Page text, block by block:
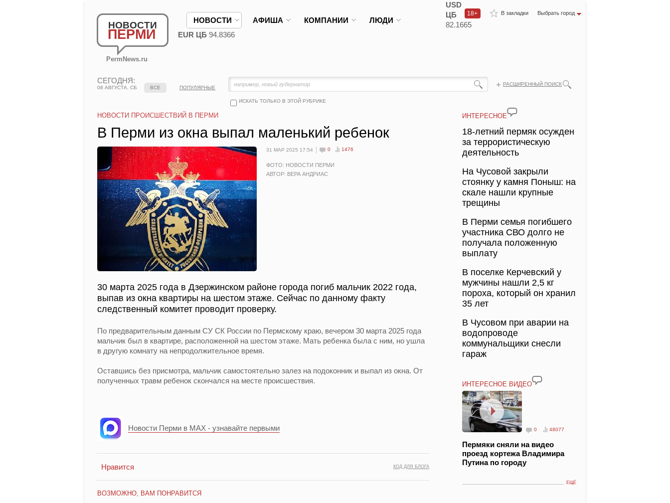
НОВОСТИ
ПЕРМИ
PermNews.ru
В закладки Выбрать город
18+
НОВОСТИ АФИША КОМПАНИИ ЛЮДИ
USD
ЦБ
82.1665
EUR ЦБ 94.8366
СЕГОДНЯ:
08 АВГУСТА, СБ
РАСШИРЕННЫЙ ПОИСК
ИСКАТЬ ТОЛЬКО В ЭТОЙ РУБРИКЕ
ВСЕ ПОПУЛЯРНЫЕ
НОВОСТИ ПРОИСШЕСТВИЙ В ПЕРМИ
В Перми из окна выпал маленький ребенок
31 МАР 2025 17:54 0 1476
ФОТО: НОВОСТИ ПЕРМИ
АВТОР: ВЕРА АНДРИАС
30 марта 2025 года в Дзержинском районе города погиб мальчик 2022 года,
выпав из окна квартиры на шестом этаже. Сейчас по данному факту
следственный комитет проводит проверку.
По предварительным данным СУ СК России по Пермскому краю, вечером 30 марта 2025 года
мальчик был в квартире, расположенной на шестом этаже. Мать ребенка была с ним, но ушла
в другую комнату на непродолжительное время.
Оставшись без присмотра, мальчик самостоятельно залез на подоконник и выпал из окна. От
полученных травм ребенок скончался на месте происшествия.
Новости Перми в MAX - узнавайте первыми
КОД ДЛЯ БЛОГА
Нравится
ВОЗМОЖНО, ВАМ ПОНРАВИТСЯ
ИНТЕРЕСНОЕ
18-летний пермяк осужден
за террористическую
деятельность
На Чусовой закрыли
стоянку у камня Поныш: на
скале нашли крупные
трещины
В Перми семья погибшего
участника СВО долго не
получала положенную
выплату
В поселке Керчевский у
мужчины нашли 2,5 кг
пороха, который он хранил
35 лет
В Чусовом при аварии на
водопроводе
коммунальщики снесли
гараж
ИНТЕРЕСНОЕ ВИДЕО
0 48077
Пермяки сняли на видео
проезд кортежа Владимира
Путина по городу
ЕЩЁ